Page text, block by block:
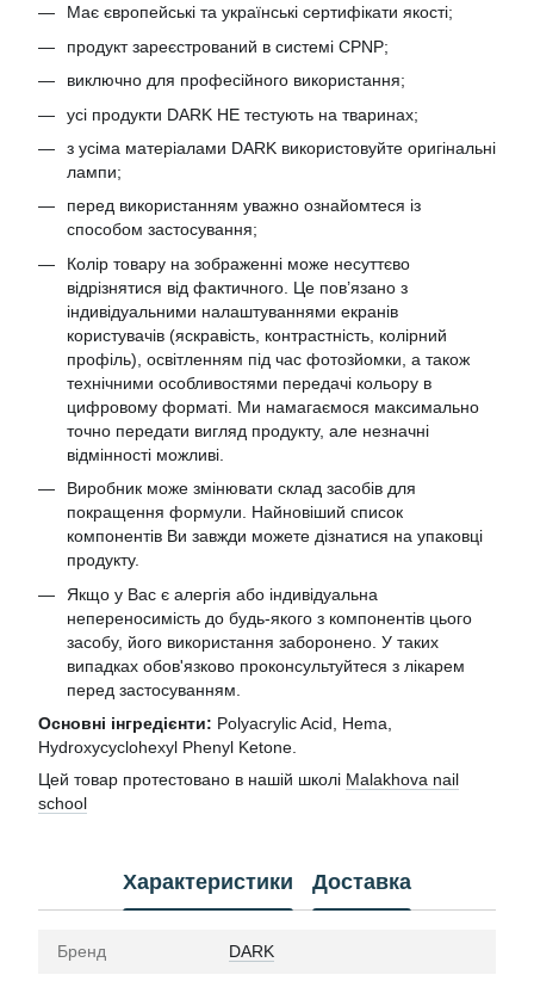
Має європейські та українські сертифікати якості;
продукт зареєстрований в системі CPNP;
виключно для професійного використання;
усі продукти DARK НЕ тестують на тваринах;
з усіма матеріалами DARK використовуйте оригінальні
лампи;
перед використанням уважно ознайомтеся із
способом застосування;
Колір товару на зображенні може несуттєво
відрізнятися від фактичного. Це пов’язано з
індивідуальними налаштуваннями екранів
користувачів (яскравість, контрастність, колірний
профіль), освітленням під час фотозйомки, а також
технічними особливостями передачі кольору в
цифровому форматі. Ми намагаємося максимально
точно передати вигляд продукту, але незначні
відмінності можливі.
Виробник може змінювати склад засобів для
покращення формули. Найновіший список
компонентів Ви завжди можете дізнатися на упаковці
продукту.
Якщо у Вас є алергія або індивідуальна
непереносимість до будь-якого з компонентів цього
засобу, його використання заборонено. У таких
випадках обов'язково проконсультуйтеся з лікарем
перед застосуванням.
Основні інгредієнти: Polyacrylic Acid, Hema,
Hydroxycyclohexyl Phenyl Ketone.
Цей товар протестовано в нашій школі Malakhova nail
school
Характеристики Доставка
Бренд DARK